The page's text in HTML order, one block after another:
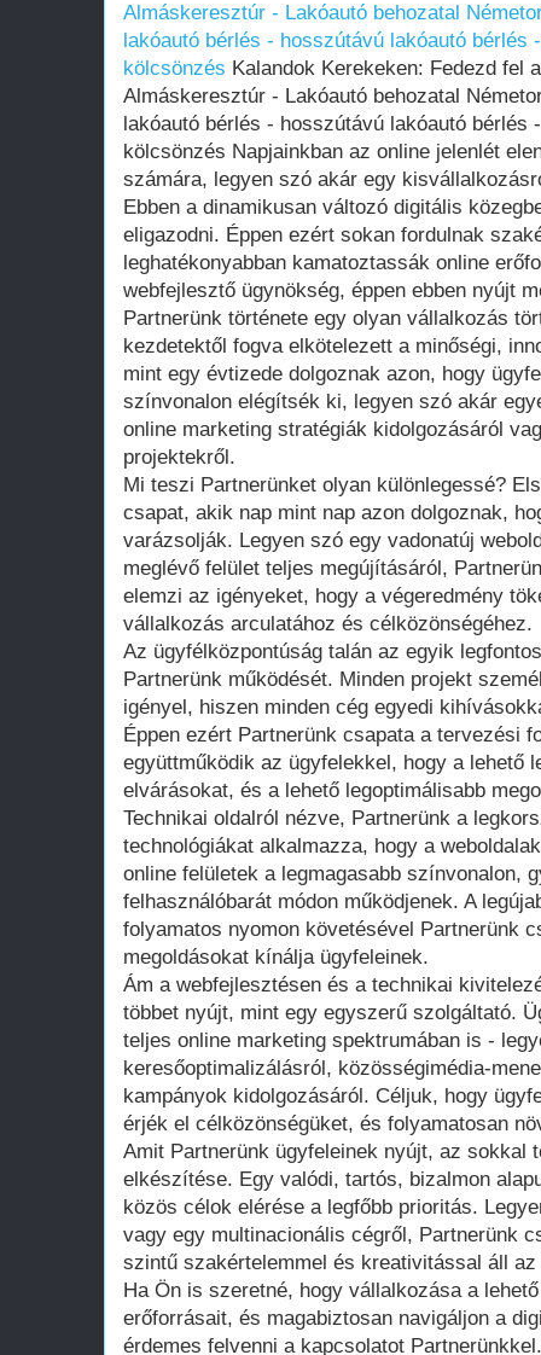
Almáskeresztúr - Lakóautó behozatal
lakóautó bérlés - hosszútávú lakóautó bérlés
kölcsönzés Kalandok Kerekeken: Fedezd fel
Almáskeresztúr - Lakóautó behozatal
lakóautó bérlés - hosszútávú lakóautó bérlés
kölcsönzés Napjainkban az online jelenlét
számára, legyen szó akár egy
Ebben a dinamikusan változó digitális
eligazodni. Éppen ezért sokan fordulnak
leghatékonyabban kamatoztassák online
webfejlesztő ügynökség, éppen ebben nyújt
Partnerünk története egy olyan vállalkozás
kezdetektől fogva elkötelezett a minőségi,
mint egy évtizede dolgoznak azon, hogy
színvonalon elégítsék ki, legyen szó akár
online marketing stratégiák kidolgozásáról
projektekről.
Mi teszi Partnerünket olyan különlegessé?
csapat, akik nap mint nap azon dolgoznak,
varázsolják. Legyen szó egy vadonatúj
meglévő felület teljes megújításáról,
elemzi az igényeket, hogy a végeredmény
vállalkozás arculatához és célközönségéhez.
Az ügyfélközpontúság talán az egyik
Partnerünk működését. Minden projekt
igényel, hiszen minden cég egyedi
Éppen ezért Partnerünk csapata a tervezési
együttműködik az ügyfelekkel, hogy a lehető
elvárásokat, és a lehető legoptimálisabb
Technikai oldalról nézve, Partnerünk a
technológiákat alkalmazza, hogy a
online felületek a legmagasabb színvonalon,
felhasználóbarát módon működjenek. A
folyamatos nyomon követésével Partnerünk
megoldásokat kínálja ügyfeleinek.
Ám a webfejlesztésen és a technikai
többet nyújt, mint egy egyszerű szolgáltató.
teljes online marketing spektrumában is -
keresőoptimalizálásról, közösségimédia-
kampányok kidolgozásáról. Céljuk, hogy
érjék el célközönségüket, és folyamatosan
Amit Partnerünk ügyfeleinek nyújt, az sokkal
elkészítése. Egy valódi, tartós, bizalmon
közös célok elérése a legfőbb prioritás.
vagy egy multinacionális cégről, Partnerünk
szintű szakértelemmel és kreativitással áll
Ha Ön is szeretné, hogy vállalkozása a
erőforrásait, és magabiztosan navigáljon a
érdemes felvenni a kapcsolatot